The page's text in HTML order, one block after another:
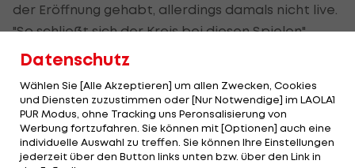
der Eröffnung gehabt, allerdings damals nicht live.
"So schließt sich der Kreis bei diesen Spielen",
meinte die 23-Jährige und sprach von einem
Nicht den gewünschten Abschluss gab es für
Johannes Aigner, dessen Medaillenserie bei Para-
Winterspielen im zehnten Rennen riss. "Der vierte
Datenschutz
Wählen Sie [Alle Akzeptieren] um allen Zwecken, Cookies
und Diensten zuzustimmen oder [Nur Notwendige] im LAOLA1
PUR Modus, ohne Tracking uns Peronsalisierung von
Werbung fortzufahren. Sie können mit [Optionen] auch eine
individuelle Auswahl zu treffen. Sie können Ihre Einstellungen
jederzeit über den Button links unten bzw. über den Link in